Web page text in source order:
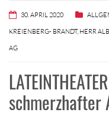
30. APRIL 2020
KREIENBERG- BRANDT, HERR
AG
schmerzhafter